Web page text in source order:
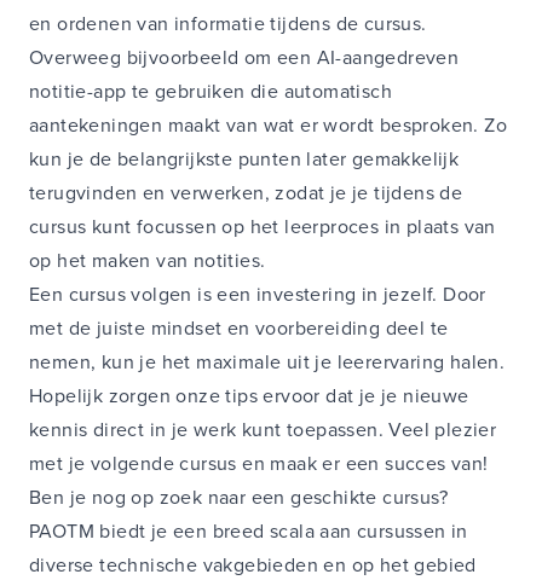
en ordenen van informatie tijdens de cursus.
Overweeg bijvoorbeeld om een AI-aangedreven
notitie-app te gebruiken die automatisch
aantekeningen maakt van wat er wordt besproken. Zo
kun je de belangrijkste punten later gemakkelijk
terugvinden en verwerken, zodat je je tijdens de
cursus kunt focussen op het leerproces in plaats van
op het maken van notities.
Een cursus volgen is een investering in jezelf. Door
met de juiste mindset en voorbereiding deel te
nemen, kun je het maximale uit je leerervaring halen.
Hopelijk zorgen onze tips ervoor dat je je nieuwe
kennis direct in je werk kunt toepassen. Veel plezier
met je volgende cursus en maak er een succes van!
Ben je nog op zoek naar een geschikte cursus?
PAOTM biedt je een breed scala aan cursussen in
diverse technische vakgebieden en op het gebied